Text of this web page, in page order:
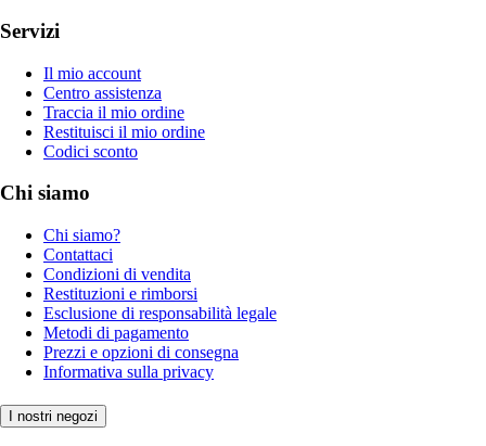
Servizi
Il mio account
Centro assistenza
Traccia il mio ordine
Restituisci il mio ordine
Codici sconto
Chi siamo
Chi siamo?
Contattaci
Condizioni di vendita
Restituzioni e rimborsi
Esclusione di responsabilità legale
Metodi di pagamento
Prezzi e opzioni di consegna
Informativa sulla privacy
I nostri negozi